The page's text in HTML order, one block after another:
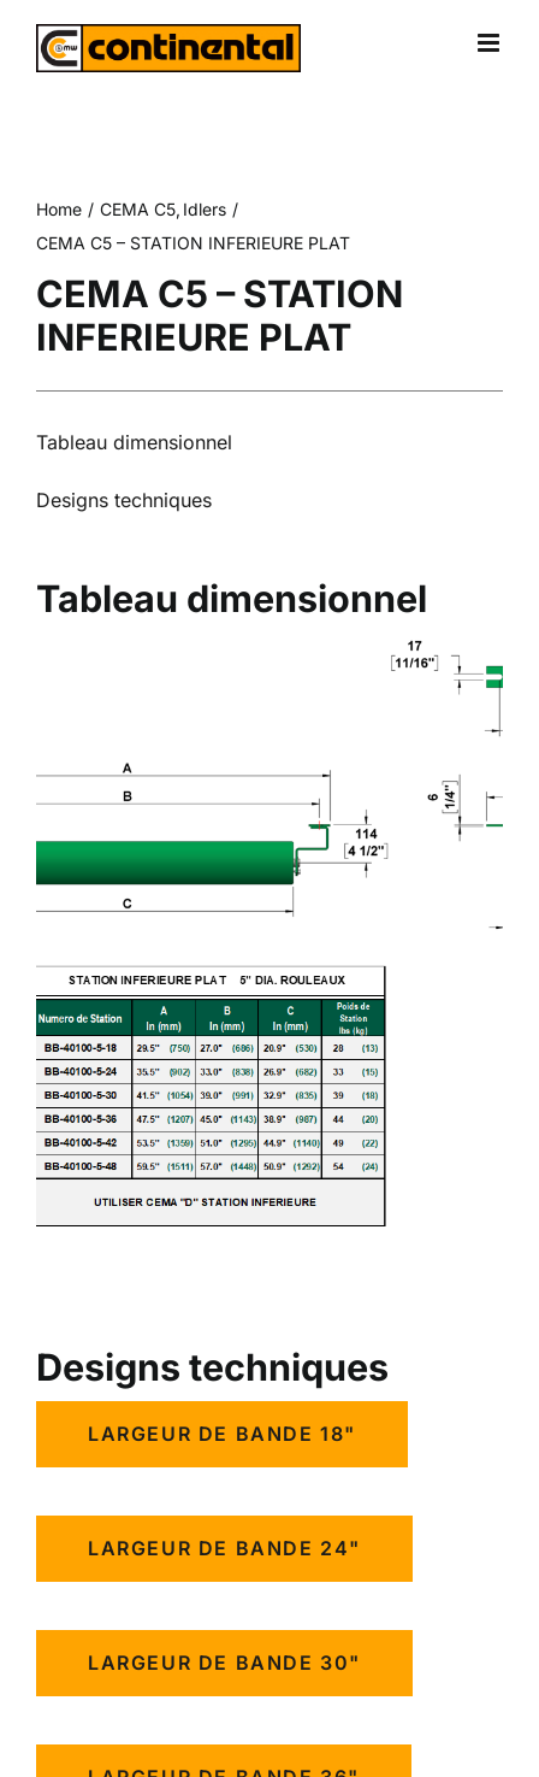
Home CEMA C5 Idlers
CEMA C5 – STATION INFERIEURE PLAT
CEMA C5 – STATION
INFERIEURE PLAT
Tableau dimensionnel
Designs techniques
Tableau dimensionnel
Designs techniques
LARGEUR DE BANDE 18"
LARGEUR DE BANDE 24"
LARGEUR DE BANDE 30"